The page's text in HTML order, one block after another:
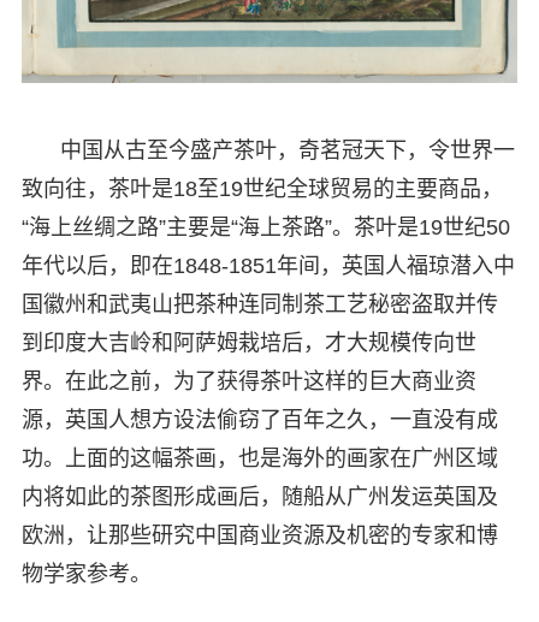
中国从古至今盛产茶叶，奇茗冠天下，令世界一
致向往，茶叶是18至19世纪全球贸易的主要商品，
“海上丝绸之路”主要是“海上茶路”。茶叶是19世纪50
年代以后，即在1848-1851年间，英国人福琼潜入中
国徽州和武夷山把茶种连同制茶工艺秘密盗取并传
到印度大吉岭和阿萨姆栽培后，才大规模传向世
界。在此之前，为了获得茶叶这样的巨大商业资
源，英国人想方设法偷窃了百年之久，一直没有成
功。上面的这幅茶画，也是海外的画家在广州区域
内将如此的茶图形成画后，随船从广州发运英国及
欧洲，让那些研究中国商业资源及机密的专家和博
物学家参考。